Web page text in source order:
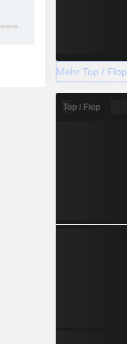
Mehr Top / Flop
Top / Flop